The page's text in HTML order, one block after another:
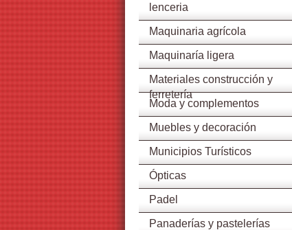
lenceria
Maquinaria agrícola
Maquinaría ligera
Materiales construcción y
ferretería
Moda y complementos
Muebles y decoración
Municipios Turísticos
Ópticas
Padel
Panaderías y pastelerías